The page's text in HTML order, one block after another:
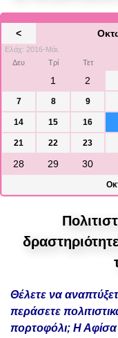
<
Ελάχ: 2016-Μάι.
Δευ
Τρί Τετ
1 2
7 8 9
14 15 16
21 22 23
28 29 30
Θέλετε να
περάσετε
πορτοφόλι; Η Αφίσα